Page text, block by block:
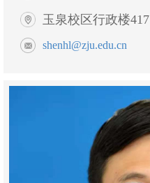
玉泉校区行政楼417
shenhl@zju.edu.cn